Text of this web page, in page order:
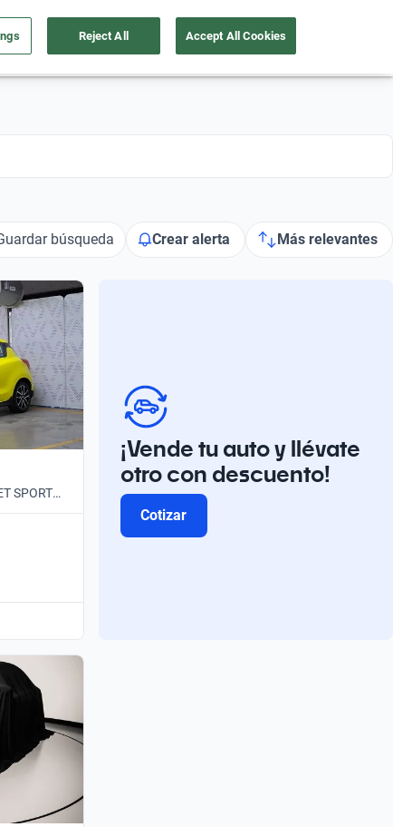
auto Nosotros Ubicación
búsqueda Crear alerta Más relevantes
SPORT
¡Vende tu auto y llévate
otro con descuento!
Cotizar
Reject All Accept All Cookies